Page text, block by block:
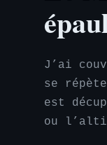
J’ai
se
est
ou